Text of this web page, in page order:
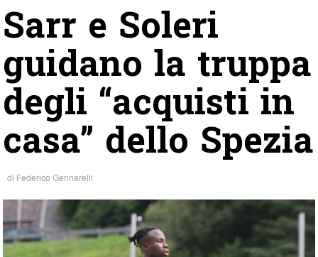
Sarr e Soleri
guidano la truppa
degli “acquisti in
casa” dello Spezia
di Federico Gennarelli